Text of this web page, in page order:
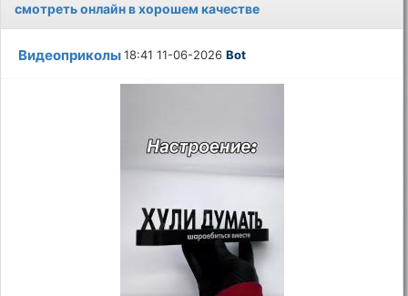
смотреть онлайн в хорошем качестве
Видеоприколы18:41 11-06-2026Bot